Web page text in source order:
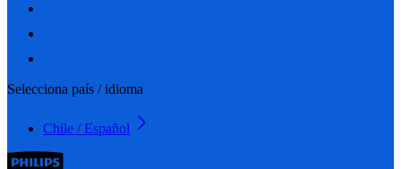
Selecciona país / idioma
Chile / Español